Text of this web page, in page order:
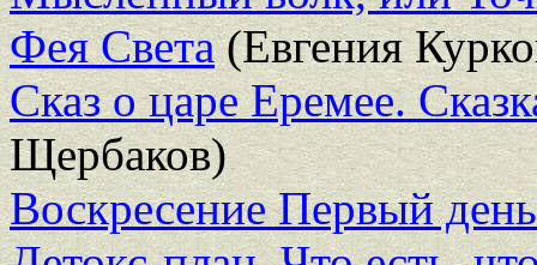
Фея Света(Евгения
Сказ о царе Еремее.
Щербаков)
Воскресение Первый день